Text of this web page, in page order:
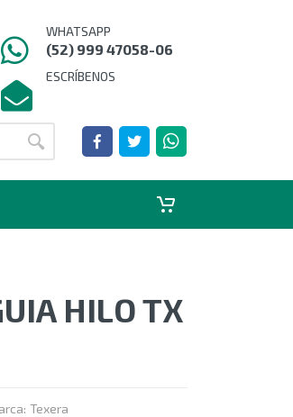
WHATSAPP
(52) 999 47058-06
ESCRÍBENOS
HILO TX
Texera